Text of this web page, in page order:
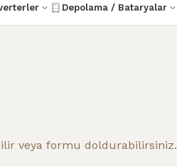
Depolama / Bataryalar
veya formu doldurabilirsiniz.